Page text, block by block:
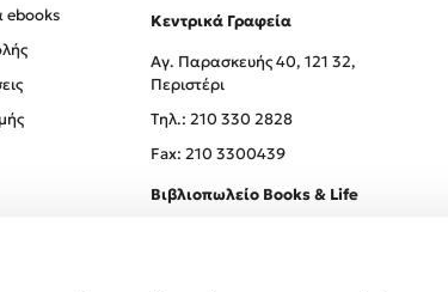
ebooks
Κεντρικά Γραφεία
Αγ. Παρασκευής 40, 121 32,
Περιστέρι
Tηλ.: 210 330 2828
Fax: 210 3300439
Βιβλιοπωλείο Books & Life